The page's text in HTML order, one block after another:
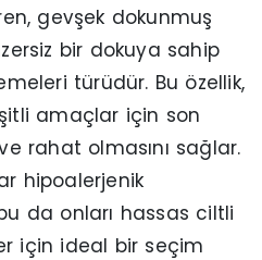
gevşek dokunmuş
bir dokuya sahip
türüdür. Bu özellik,
amaçlar için son
rahat olmasını sağlar.
hipoalerjenik
da onları hassas ciltli
için ideal bir seçim